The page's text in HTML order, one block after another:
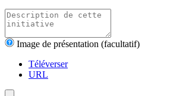
Image de présentation (facultatif)
Téléverser
URL